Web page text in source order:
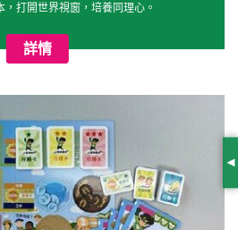
，打開世界視窗，培養同理心。
詳情